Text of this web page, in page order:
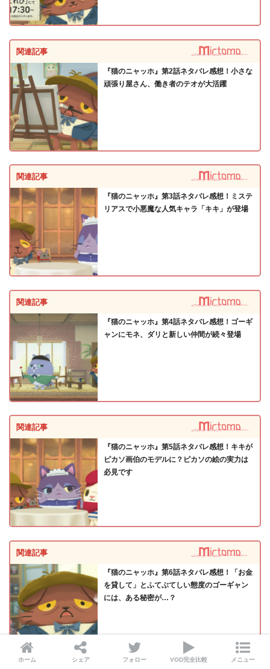
関連記事
『猫のニャッホ』第2話ネタバレ感想！小さな
頑張り屋さん、働き者のテオが大活躍
関連記事
『猫のニャッホ』第3話ネタバレ感想！ミステ
リアスで小悪魔な人気キャラ「キキ」が登場
関連記事
『猫のニャッホ』第4話ネタバレ感想！ゴーギ
ャンにモネ、ダリと新しい仲間が続々登場
関連記事
『猫のニャッホ』第5話ネタバレ感想！キキが
ピカソ画伯のモデルに？ピカソの絵の実力は
必見です
関連記事
『猫のニャッホ』第6話ネタバレ感想！「お金
を貸して」とふてぶてしい態度のゴーギャン
には、ある秘密が…？
ホーム シェア フォロー VOD完全比較 メニュー